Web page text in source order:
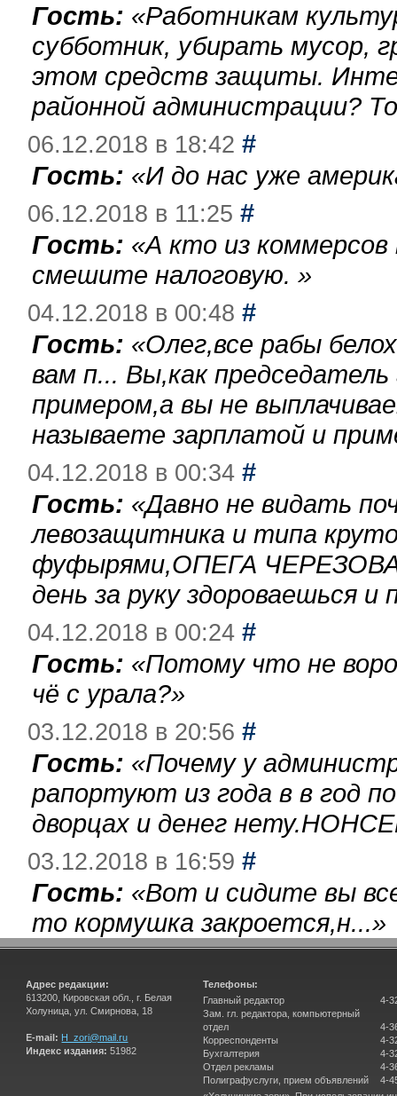
Гость: «Работникам
субботник, убирать мусор,
этом средств защиты.
районной администрации?
06.12.2018 в 18:42 #
Гость: «И до нас уже
06.12.2018 в 11:25 #
Гость: «А кто из
смешите налоговую. »
04.12.2018 в 00:48 #
Гость: «Олег,все рабы
вам п... Вы,как
примером,а вы не
называете зарплатой и
04.12.2018 в 00:34 #
Гость: «Давно не видать
левозащитника и типа
фуфырями,ОПЕГА
день за руку здороваешься
04.12.2018 в 00:24 #
Гость: «Потому что не
чё с урала?»
03.12.2018 в 20:56 #
Гость: «Почему у
рапортуют из года в в год
дворцах и денег
03.12.2018 в 16:59 #
Гость: «Вот и сидите вы
то кормушка закроется,н...»
Адрес редакции:
613200, Кировская обл., г. Белая
Холуница, ул. Смирнова, 18
E-mail: H_zori@mail.ru
Индекс издания: 51982
Телефоны:
Главный редактор
Зам. гл. редактора, компьютерный
отдел
Корреспонденты
Бухгалтерия
Отдел рекламы
Полиграфуслуги, прием объявлений
4-
4-
4-
4-
4-
4-